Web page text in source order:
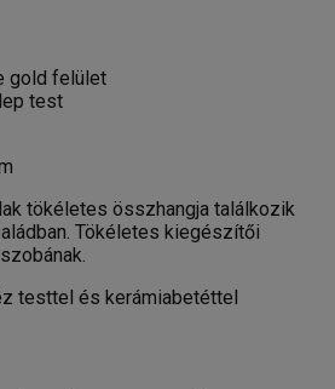
gold felület
test
tökéletes összhangja találkozik
Tökéletes kiegészítői
testtel és kerámiabetéttel